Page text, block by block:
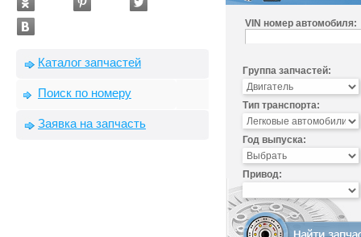
Каталог запчастей
Поиск по номеру
Заявка на запчасть
VIN номер автомобиля:
Группа запчастей:
Тип транспорта:
Год выпуска:
Привод: